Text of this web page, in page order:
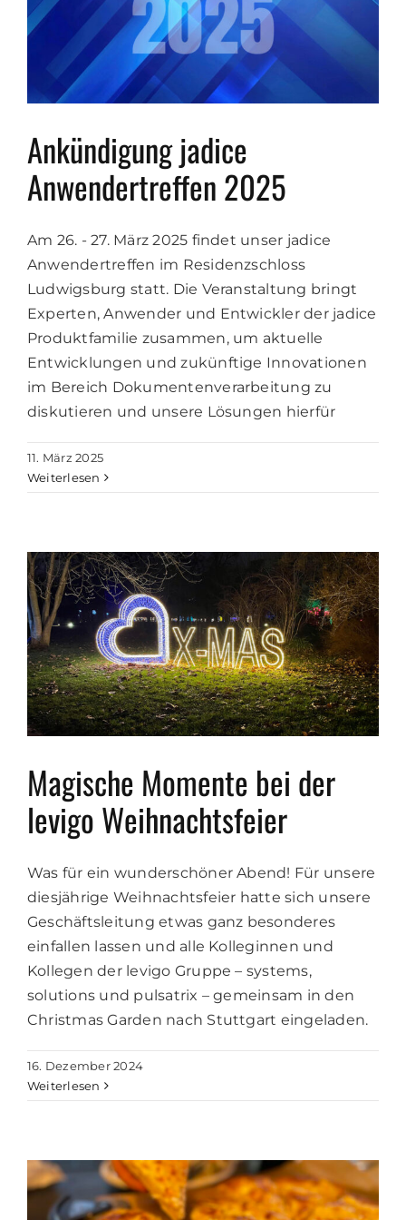
Ankündigung jadice
Anwendertreffen 2025
Am 26. - 27. März 2025 findet unser jadice
Anwendertreffen im Residenzschloss
Ludwigsburg statt. Die Veranstaltung bringt
Experten, Anwender und Entwickler der jadice
Produktfamilie zusammen, um aktuelle
Entwicklungen und zukünftige Innovationen
im Bereich Dokumentenverarbeitung zu
diskutieren und unsere Lösungen hierfür
11. März 2025
Weiterlesen
Magische Momente bei der
levigo Weihnachtsfeier
Was für ein wunderschöner Abend! Für unsere
diesjährige Weihnachtsfeier hatte sich unsere
Geschäftsleitung etwas ganz besonderes
einfallen lassen und alle Kolleginnen und
Kollegen der levigo Gruppe – systems,
solutions und pulsatrix – gemeinsam in den
Christmas Garden nach Stuttgart eingeladen.
16. Dezember 2024
Weiterlesen